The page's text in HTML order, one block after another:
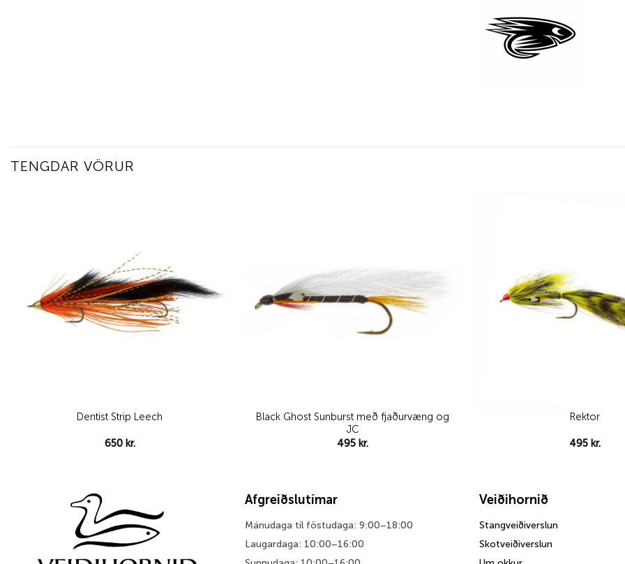
TENGDAR VÖRUR
Dentist Strip Leech
650 kr.
Black Ghost Sunburst með fjaðurvæng og
JC
495 kr.
Rektor
495kr.
Afgreiðslutímar
Mánudaga til föstudaga: 9:00–18:00
Laugardaga: 10:00–16:00
Veiðihornið
Stangveiðiverslun
Skotveiðiverslun